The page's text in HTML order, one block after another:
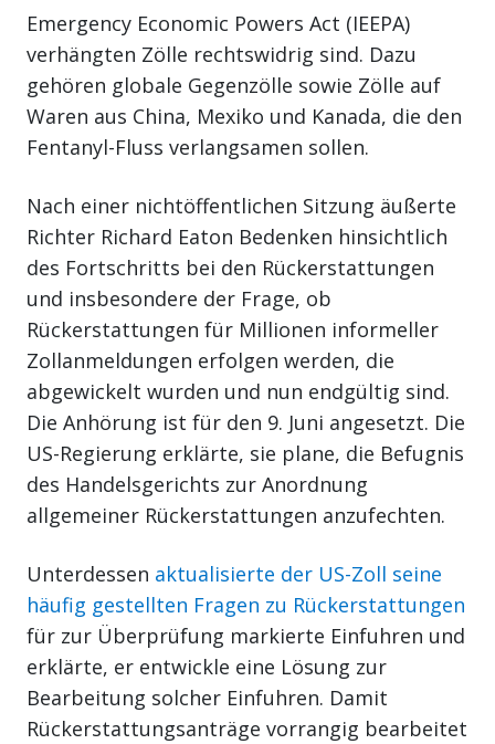
Emergency Economic Powers Act (IEEPA)
verhängten Zölle rechtswidrig sind. Dazu
gehören globale Gegenzölle sowie Zölle auf
Waren aus China, Mexiko und Kanada, die den
Fentanyl-Fluss verlangsamen sollen.
Nach einer nichtöffentlichen Sitzung äußerte
Richter Richard Eaton Bedenken hinsichtlich
des Fortschritts bei den Rückerstattungen
und insbesondere der Frage, ob
Rückerstattungen für Millionen informeller
Zollanmeldungen erfolgen werden, die
abgewickelt wurden und nun endgültig sind.
Die Anhörung ist für den 9. Juni angesetzt. Die
US-Regierung erklärte, sie plane, die Befugnis
des Handelsgerichts zur Anordnung
allgemeiner Rückerstattungen anzufechten.
Unterdessen aktualisierte der US-Zoll seine
häufig gestellten Fragen zu Rückerstattungen
für zur Überprüfung markierte Einfuhren und
erklärte, er entwickle eine Lösung zur
Bearbeitung solcher Einfuhren. Damit
Rückerstattungsanträge vorrangig bearbeitet